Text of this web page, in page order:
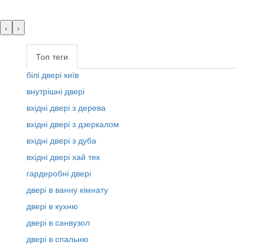
‹ ›
Топ теги
білі двері київ
внутрішні двері
вхідні двері з дерева
вхідні двері з дзеркалом
вхідні двері з дуба
вхідні двері хай тек
гардеробні двері
двері в ванну кімнату
двері в кухню
двері в санвузол
двері в спальню